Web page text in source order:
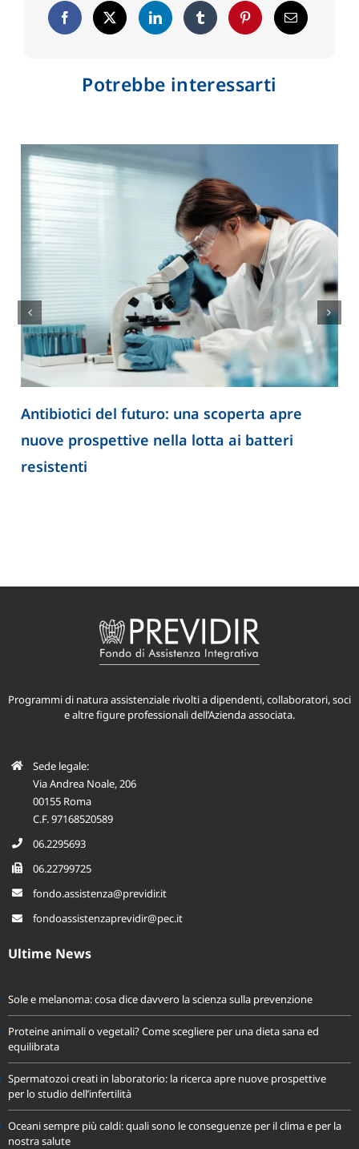
Potrebbe interessarti
Antibiotici del futuro: una scoperta apre
nuove prospettive nella lotta ai batteri
resistenti
Programmi di natura assistenziale rivolti a dipendenti, collaboratori, soci
e altre figure professionali dell’Azienda associata.
Sede legale:
Via Andrea Noale, 206
00155 Roma
C.F. 97168520589
06.2295693
06.22799725
fondo.assistenza@previdir.it
fondoassistenzaprevidir@pec.it
Ultime News
Sole e melanoma: cosa dice davvero la scienza sulla prevenzione
Proteine animali o vegetali? Come scegliere per una dieta sana ed
equilibrata
Spermatozoi creati in laboratorio: la ricerca apre nuove prospettive
per lo studio dell’infertilità
Oceani sempre più caldi: quali sono le conseguenze per il clima e per la
nostra salute